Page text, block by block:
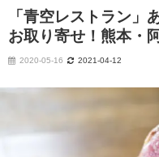
「青空レストラン」
お取り寄せ！熊本・
2020-05-16 2021-04-12